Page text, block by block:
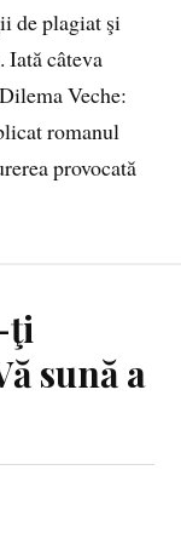
de plagiat şi
Iată câteva
Dilema Veche:
romanul
provocată
ţi
sună a